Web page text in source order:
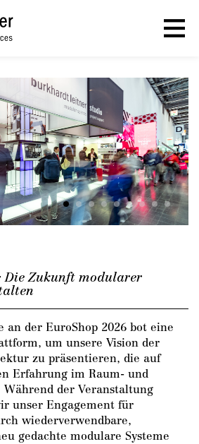
Die Zukunft modularer
an der EuroShop 2026 bot eine
um unsere Vision der
zu präsentieren, die auf
Erfahrung im Raum- und
Während der Veranstaltung
unser Engagement für
wiederverwendbare,
gedachte modulare Systeme